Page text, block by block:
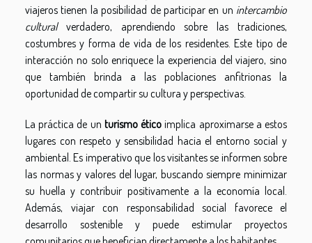
viajeros tienen la posibilidad de participar en un intercambio
culturalverdadero, aprendiendo sobre las tradiciones,
costumbres y forma de vida de los residentes. Este tipo de
interacción no solo enriquece la experiencia del viajero, sino
que también brinda a las poblaciones anfitrionas la
oportunidad de compartir su cultura y perspectivas.
La práctica de un turismo ético implica aproximarse a estos
lugares con respeto y sensibilidad hacia el entorno social y
ambiental. Es imperativo que los visitantes se informen sobre
las normas y valores del lugar, buscando siempre minimizar
su huella y contribuir positivamente a la economía local.
Además, viajar con responsabilidad social favorece el
desarrollo sostenible y puede estimular proyectos